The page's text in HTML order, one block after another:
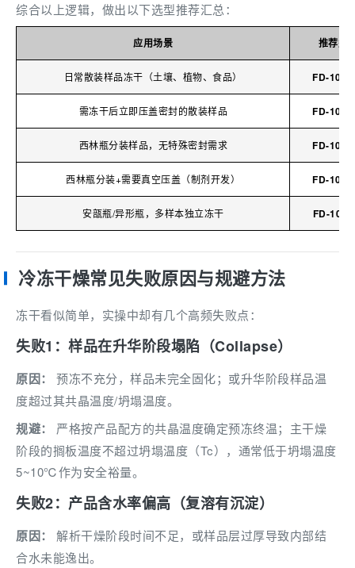
综合以上逻辑，做出以下选型推荐汇总：
应用场景 推荐型
日常散装样品冻干（土壤、植物、食品） FD-10-
需冻干后立即压盖密封的散装样品 FD-10-
西林瓶分装样品，无特殊密封需求 FD-10-
西林瓶分装+需要真空压盖（制剂开发） FD-10-
安瓿瓶/异形瓶，多样本独立冻干 FD-10-
冷冻干燥常见失败原因与规避方法
冻干看似简单，实操中却有几个高频失败点：
失败1：样品在升华阶段塌陷（Collapse）
原因：
预冻不充分，样品未完全固化；或升华阶段样品温
度超过其共晶温度/坍塌温度。
规避：
严格按产品配方的共晶温度确定预冻终温；主干燥
阶段的搁板温度不超过坍塌温度（Tc），通常低于坍塌温度
5~10℃作为安全裕量。
失败2：产品含水率偏高（复溶有沉淀）
原因：
解析干燥阶段时间不足，或样品层过厚导致内部结
合水未能逸出。